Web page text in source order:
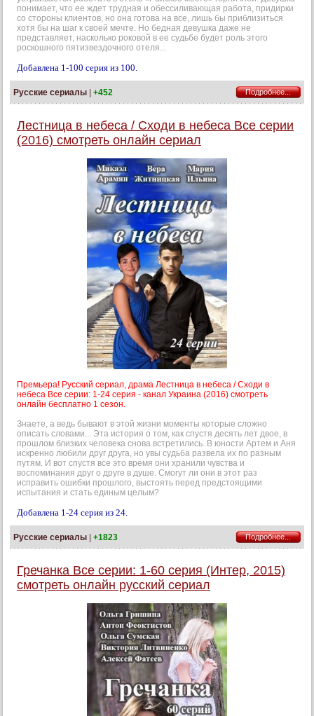
понимает, что ее ждет трудная и обессиливающая работа, придирки
со стороны клиентов, но она готова на все, лишь бы приблизиться
хотя бы на шаг к своей мечте. Но бедная девушка даже не
представляет, насколько роковой в ее судьбе будет роль этого
роскошного пятизвездочного отеля...
Добавлена 1-100 серия из 100.
Русские сериалы +452 Подробнее...
Лестница в небеса / Сходи в небеса Все серии
(2016) смотреть онлайн сериал
Премьера! Русский сериал, драма Лестница в небеса / Сходи в
небеса Все серии: 1-24 серия - канал Украина (2016) смотреть
онлайн бесплатно 1 сезон.
Знаете, а ведь бывают в этой жизни моменты которые сложно
описать словами... Эта история о том, как спустя десять лет двое, в
прошлом близких человека снова встретились. В юности Артем и Аня
искренно любили друг друга, но увы судьба развела их по разным
путям. И вот спустя все это время они хранили чувства и
воспоминания друг о друге в душе. Смогут ли они в этот раз
исправить ошибки прошлого, выстоять перед предстоящими
испытания и стать единым целым?
Добавлена 1-24 серия из 24.
Русские сериалы +1823 Подробнее...
Гречанка Все серии: 1-60 серия (Интер, 2015)
смотреть онлайн русский сериал